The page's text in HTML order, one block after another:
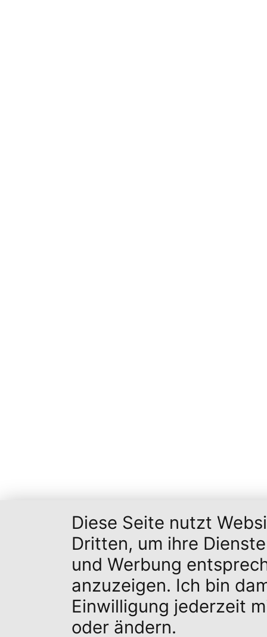
Diese Seite nutzt
Dritten, um ihre
und Werbung
anzuzeigen. Ich bin
Einwilligung jederzeit
oder ändern.